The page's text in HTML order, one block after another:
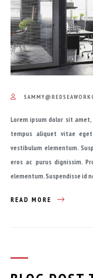
Lorem ipsum dolor sit
tempus aliquet vitae
vestibulum elementum.
eros ac purus dignissim.
elementum. Suspendisse id
READ MORE